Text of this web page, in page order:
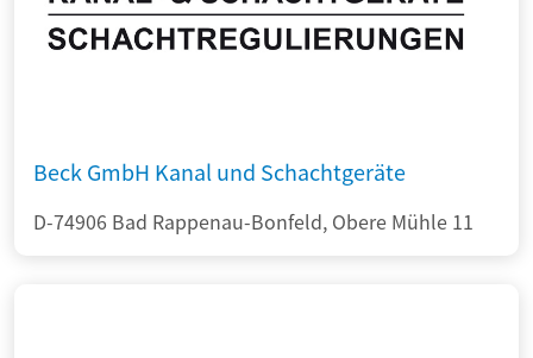
Beck GmbH Kanal und Schachtgeräte
D-74906 Bad Rappenau-Bonfeld, Obere Mühle 11